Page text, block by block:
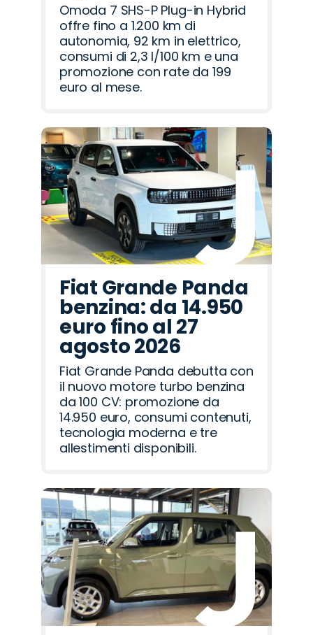
Omoda 7 SHS-P Plug-in Hybrid
offre fino a 1.200 km di
autonomia, 92 km in elettrico,
consumi di 2,3 l/100 km e una
promozione con rate da 199
euro al mese.
Fiat Grande Panda
benzina: da 14.950
euro fino al 27
agosto 2026
Fiat Grande Panda debutta con
il nuovo motore turbo benzina
da 100 CV: promozione da
14.950 euro, consumi contenuti,
tecnologia moderna e tre
allestimenti disponibili.